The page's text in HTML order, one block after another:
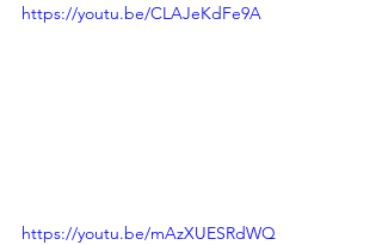
https://youtu.be/CLAJeKdFe9A
https://youtu.be/mAzXUESRdWQ